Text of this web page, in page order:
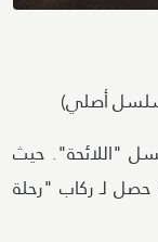
لـ مسلسل "اللائحة". حيث
لـ ركاب "رحلة